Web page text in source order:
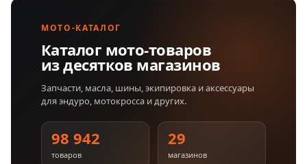
МОТО-КАТАЛОГ
Каталог мото-товаров
из десятков магазинов
Запчасти, масла, шины, экипировка и аксессуары
для эндуро, мотокросса и других.
98 942
товаров
29
магазинов